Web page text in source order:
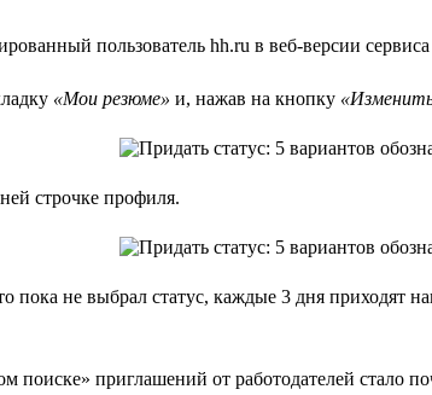
пользователь hh.ru в веб-версии
«Мои резюме» и, нажав на кнопку
строчке профиля.
пока не выбрал статус, каждые 3 дня приходят
поиске» приглашений от работодателей стало